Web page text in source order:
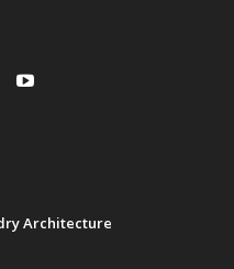
Architecture